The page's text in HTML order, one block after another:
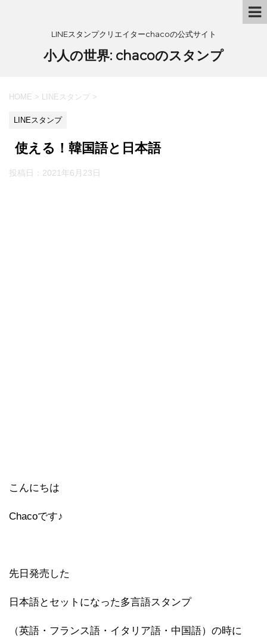
LINEスタンプクリエイターchacoの公式サイト
小人の世界: chacoのスタンプ
HOME > LINEスタンプ >
LINEスタンプ
使える！韓国語と日本語
投稿日： 2021年6月23日
こんにちは
Chacoです♪
先日発売した
日本語とセットになった多言語スタンプ
（英語・フランス語・イタリア語・中国語）の時に